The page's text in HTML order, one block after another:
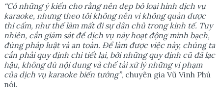
“Có những ý kiến cho rằng nên dẹp bỏloại hình dịch vụ
karaoke, nhưng theo tôi không nên vì không quản được
thì cấm, nhưthếlàm mất đi sựdân chủ trong kinh tế. Tuy
nhiên, cần giám sát đểdịch vụ này hoạt động minh bạch,
đúng pháp luật và an toàn. Đểlàm được việc này, chúng ta
cần phải quy định chi tiết lại, bởi những quy định cũ đã lạc
hậu, không đủ nội dung và chếtài xửlý những vi phạm
của dịch vụ karaoke biến tướng”, chuyên gia Vũ Vinh Phú
nói.